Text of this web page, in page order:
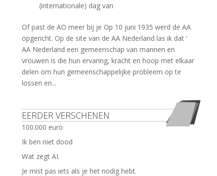
(internationale) dag van
Of past de AO meer bij je Op 10 juni 1935 werd de AA
opgericht. Op de site van de AA Nederland las ik dat ‘
AA Nederland een gemeenschap van mannen en
vrouwen is die hun ervaring, kracht en hoop met elkaar
delen om hun gemeenschappelijke probleem op te
lossen en...
EERDER VERSCHENEN
100.000 euro
Ik ben niet dood
Wat zegt AI.
Je mist pas iets als je het nodig hebt.